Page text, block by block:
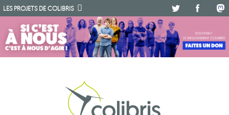
LES PROJETS DECOLIBRIS .